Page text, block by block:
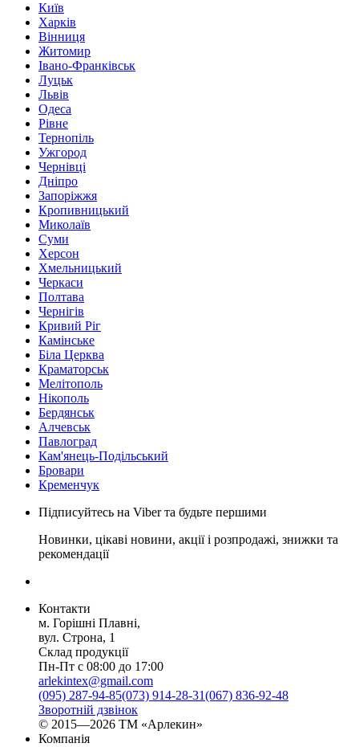
Київ
Харків
Вінниця
Житомир
Івано-Франківськ
Луцьк
Львів
Одеса
Рівне
Тернопіль
Ужгород
Чернівці
Дніпро
Запоріжжя
Кропивницький
Миколаїв
Суми
Херсон
Хмельницький
Черкаси
Полтава
Чернігів
Кривий Ріг
Камінське
Біла Церква
Краматорськ
Мелітополь
Нікополь
Бердянськ
Алчевськ
Павлоград
Кам'янець-Подільський
Бровари
Кременчук
Підписуйтесь на Viber та будьте першими
Новинки, цікаві новини, акції і розпродажі, знижки та
рекомендації
Контакти
м. Горішні Плавні,
вул. Строна, 1
Склад продукції
Пн-Пт с 08:00 до 17:00
arlekintex@gmail.com
(095) 287-94-85(073) 914-28-31(067) 836-92-48
Зворотній дзвінок
© 2015—2026 ТМ «Арлекин»
Компанія